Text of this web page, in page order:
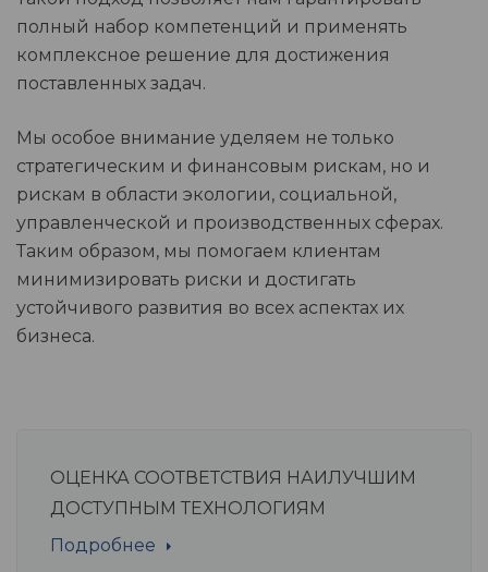
полный набор компетенций и применять
комплексное решение для достижения
поставленных задач.
Мы особое внимание уделяем не только
стратегическим и финансовым рискам, но и
рискам в области экологии, социальной,
управленческой и производственных сферах.
Таким образом, мы помогаем клиентам
минимизировать риски и достигать
устойчивого развития во всех аспектах их
бизнеса.
ОЦЕНКА СООТВЕТСТВИЯ НАИЛУЧШИМ
ДОСТУПНЫМ ТЕХНОЛОГИЯМ
Подробнее